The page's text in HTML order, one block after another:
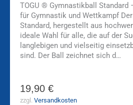
TOGU ® Gymnastikball Standard
für Gymnastik und Wettkampf
Standard, hergestellt aus
ideale Wahl für alle, die auf der
langlebigen und vielseitig
sind. Der Ball zeichnet sich d…
19,90 €
zzgl. Versandkosten